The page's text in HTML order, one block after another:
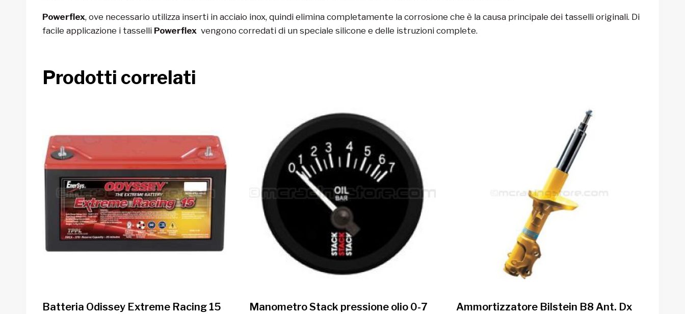
Powerflex, ove necessario utilizza inserti in acciaio inox, quindi elimina completamente la corrosione che è la causa principale dei tasselli originali. Di
facile applicazione i tasselli Powerflex vengono corredati di un speciale silicone e delle istruzioni complete.
Prodotti correlati
Batteria Odissey Extreme Racing 15
Manometro Stack pressione olio 0-7
Ammortizzatore Bilstein B8 Ant. Dx